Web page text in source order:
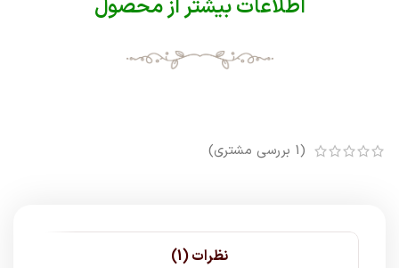
اطلاعات بیشتر از محصول
(
1 بررسی مشتری)
نظرات (1)